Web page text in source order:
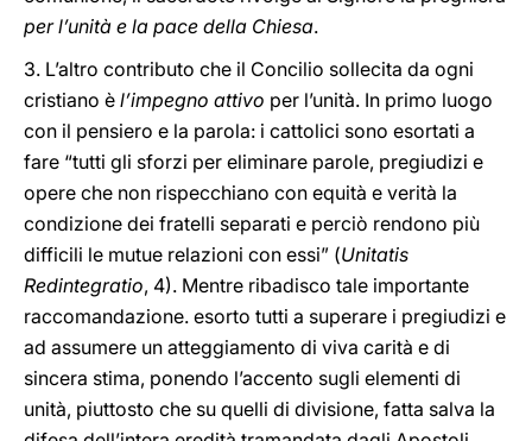
per l’unità e la pace della Chiesa.
3. L’altro contributo che il Concilio sollecita da ogni
cristiano è l’impegno attivo per l’unità. In primo luogo
con il pensiero e la parola: i cattolici sono esortati a
fare “tutti gli sforzi per eliminare parole, pregiudizi e
opere che non rispecchiano con equità e verità la
condizione dei fratelli separati e perciò rendono più
difficili le mutue relazioni con essi” (Unitatis
Redintegratio, 4). Mentre ribadisco tale importante
raccomandazione. esorto tutti a superare i pregiudizi e
ad assumere un atteggiamento di viva carità e di
sincera stima, ponendo l’accento sugli elementi di
unità, piuttosto che su quelli di divisione, fatta salva la